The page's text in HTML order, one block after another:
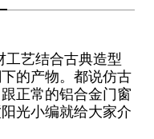
工艺结合古典造型
的产物。都说仿古
正常的铝合金门窗
光小编就给大家介